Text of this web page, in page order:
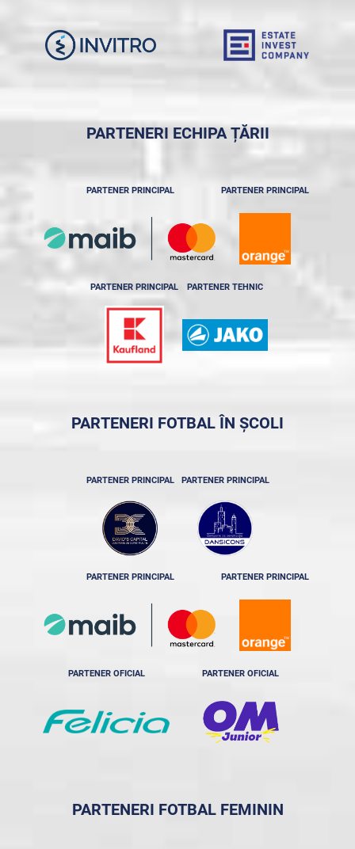
PARTENERI ECHIPA ȚĂRII
PARTENER PRINCIPAL PARTENER PRINCIPAL
PARTENER PRINCIPAL PARTENER TEHNIC
PARTENERI FOTBAL ÎN ȘCOLI
PARTENER PRINCIPAL PARTENER PRINCIPAL
PARTENER PRINCIPAL PARTENER PRINCIPAL
PARTENER OFICIAL PARTENER OFICIAL
PARTENERI FOTBAL FEMININ